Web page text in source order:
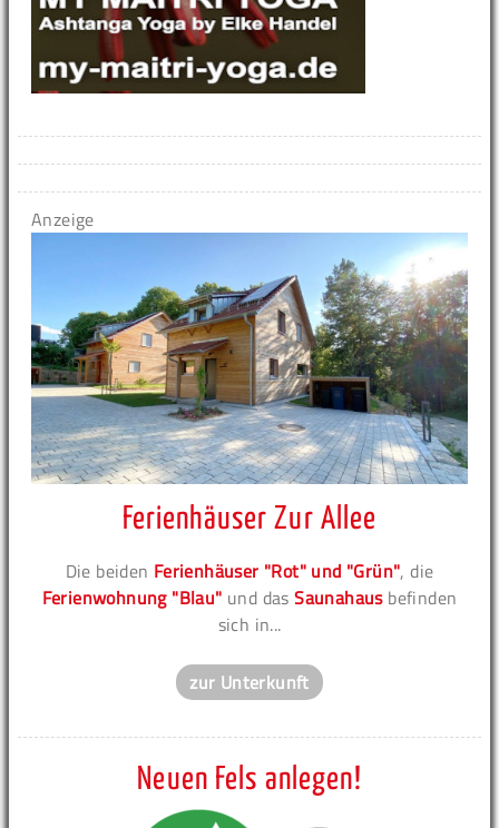
Anzeige
Ferienhäuser Zur Allee
Die beiden Ferienhäuser "Rot" und "Grün", die
Ferienwohnung "Blau" und dasSaunahausbefinden
sich in...
zur Unterkunft
Neuen Fels anlegen!